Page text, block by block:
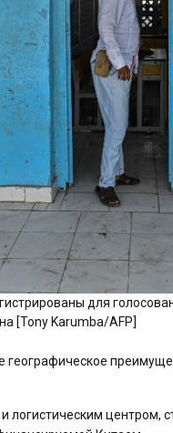
для
[Tony Karumba/AFP]
географическое
логистическим центром,